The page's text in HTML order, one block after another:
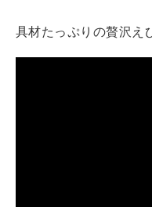
具材たっぷりの贅沢え